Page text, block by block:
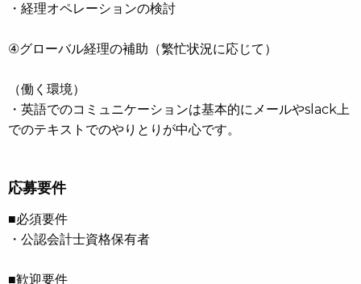
・経理オペレーションの検討
④グローバル経理の補助（繁忙状況に応じて）
（働く環境）
・英語でのコミュニケーションは基本的にメールやslack上
でのテキストでのやりとりが中心です。
応募要件
■必須要件
・公認会計士資格保有者
■歓迎要件